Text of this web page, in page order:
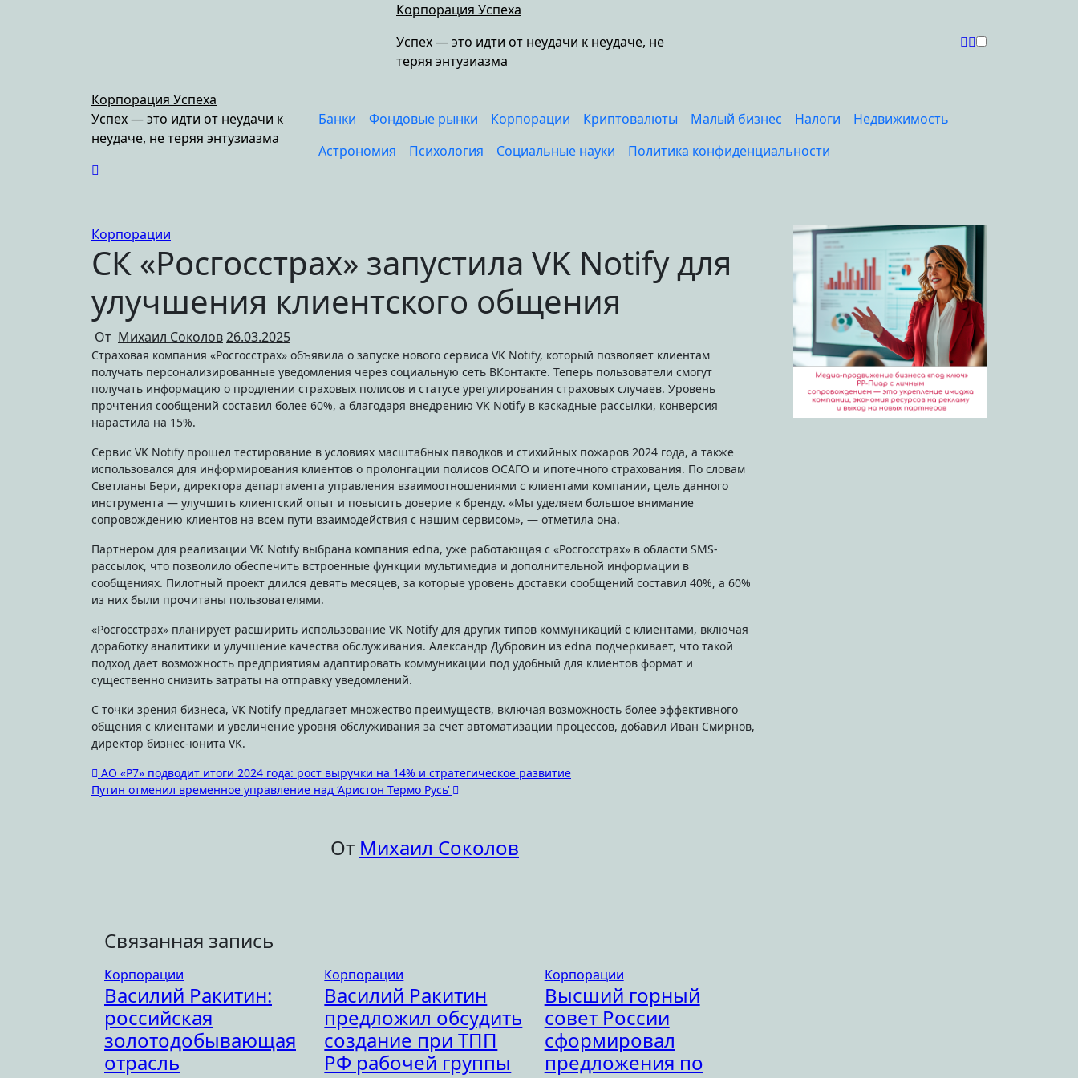
Корпорация Успеха
Успех — это идти от неудачи к неудаче, не
теряя энтузиазма
Корпорация Успеха
Успех — это идти от неудачи к
неудаче, не теряя энтузиазма
Банки Фондовые рынки Корпорации Криптовалюты Малый бизнес Налоги
Недвижимость
Астрономия
Психология Социальные науки Политика конфиденциальности
Корпорации
СК «Росгосстрах» запустила VK Notify для
улучшения клиентского общения
От Михаил Соколов26.03.2025
Страховая компания «Росгосстрах» объявила о запуске нового сервиса VK Notify, который позволяет клиентам
получать персонализированные уведомления через социальную сеть ВКонтакте. Теперь пользователи смогут
получать информацию о продлении страховых полисов и статусе урегулирования страховых случаев. Уровень
прочтения сообщений составил более 60%, а благодаря внедрению VK Notify в каскадные рассылки, конверсия
нарастила на 15%.
Сервис VK Notify прошел тестирование в условиях масштабных паводков и стихийных пожаров 2024 года, а также
использовался для информирования клиентов о пролонгации полисов ОСАГО и ипотечного страхования. По словам
Светланы Бери, директора департамента управления взаимоотношениями с клиентами компании, цель данного
инструмента — улучшить клиентский опыт и повысить доверие к бренду. «Мы уделяем большое внимание
сопровождению клиентов на всем пути взаимодействия с нашим сервисом», — отметила она.
Партнером для реализации VK Notify выбрана компания edna, уже работающая с «Росгосстрах» в области SMS-
рассылок, что позволило обеспечить встроенные функции мультимедиа и дополнительной информации в
сообщениях. Пилотный проект длился девять месяцев, за которые уровень доставки сообщений составил 40%, а 60%
из них были прочитаны пользователями.
«Росгосстрах» планирует расширить использование VK Notify для других типов коммуникаций с клиентами, включая
доработку аналитики и улучшение качества обслуживания. Александр Дубровин из edna подчеркивает, что такой
подход дает возможность предприятиям адаптировать коммуникации под удобный для клиентов формат и
существенно снизить затраты на отправку уведомлений.
С точки зрения бизнеса, VK Notify предлагает множество преимуществ, включая возможность более эффективного
общения с клиентами и увеличение уровня обслуживания за счет автоматизации процессов, добавил Иван Смирнов,
директор бизнес-юнита VK.
Навигация
по
АО «Р7» подводит итоги 2024 года: рост выручки на 14% и стратегическое развитие
Путин отменил временное управление над ‘Аристон Термо Русь’
От Михаил Соколов
Связанная запись
Корпорации
Василий Ракитин:
российская
золотодобывающая
отрасль
Корпорации
Василий Ракитин
предложил обсудить
создание при ТПП
РФ рабочей группы
Корпорации
Высший горный
совет России
сформировал
предложения по